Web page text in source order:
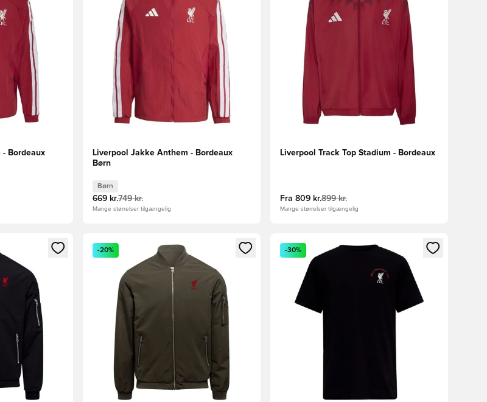
- Bordeaux
Liverpool Jakke Anthem - Bordeaux
Børn
Børn
669 kr.749 kr.
Mange størrelser tilgængelig
Liverpool Track Top Stadium - Bordeaux
Fra 809 kr.899 kr.
Mange størrelser tilgængelig
ind eller tilmelde dig som medlemÅbner en Modal til at logge ind eller tilmelde dig som medlem
-20%
Åbner en Modal til at logge ind eller tilmelde dig
-30%